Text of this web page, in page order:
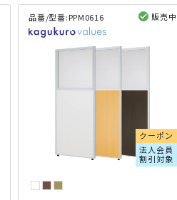
品番/型番:PPM0616
販売中
クーポン
法人会員
割引対象